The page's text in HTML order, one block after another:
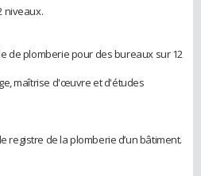
niveaux.
de plomberie pour des bureaux sur 12
maîtrise d'œuvre et d'études
registre de la plomberie d’un bâtiment.